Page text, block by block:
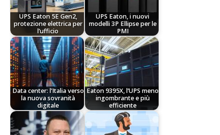
UPS Eaton 5E Gen2,
protezione elettrica per
l’ufficio
UPS Eaton, i nuovi
modelli 3P Ellipse per le
PMI
Data center: l’Italia verso
la nuova sovranità
digitale
Eaton 9395X, l’UPS meno
ingombrante e più
efficiente